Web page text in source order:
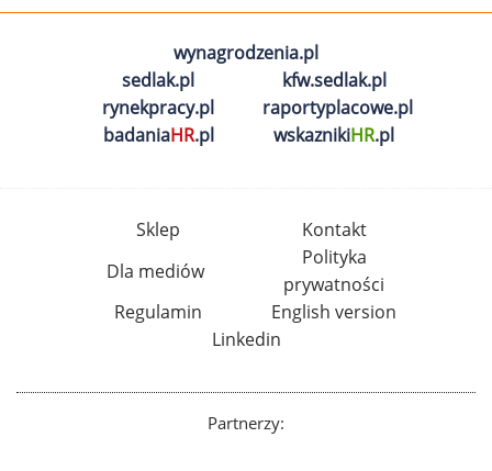
wynagrodzenia.pl
sedlak.pl
kfw.sedlak.pl
rynekpracy.pl
raportyplacowe.pl
badaniaHR.pl wskaznikiHR.pl
Sklep
Kontakt
Dla mediów
Polityka
prywatności
Regulamin
English version
Linkedin
Partnerzy: